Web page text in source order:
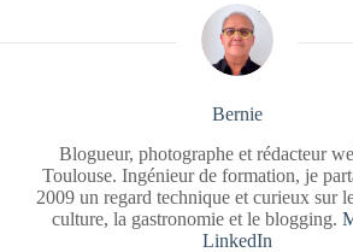
Bernie
Blogueur, photographe et rédacteur
Toulouse. Ingénieur de formation, je
2009 un regard technique et curieux sur
culture, la gastronomie et le blogging.
LinkedIn